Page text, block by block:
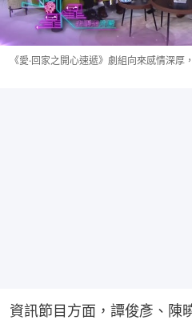
《愛·回家之開心速遞》劇組向來感情深厚
資訊節目方面，譚俊彥、陳